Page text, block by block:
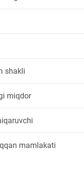
shakli
miqdor
mamlakati